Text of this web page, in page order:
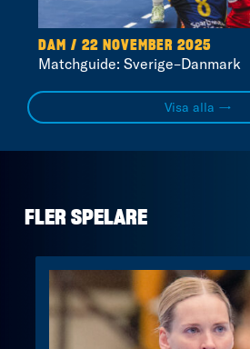
DAM / 22 NOVEMBER 2025
Matchguide: Sverige–Danmark
Visa alla →
FLER SPELARE